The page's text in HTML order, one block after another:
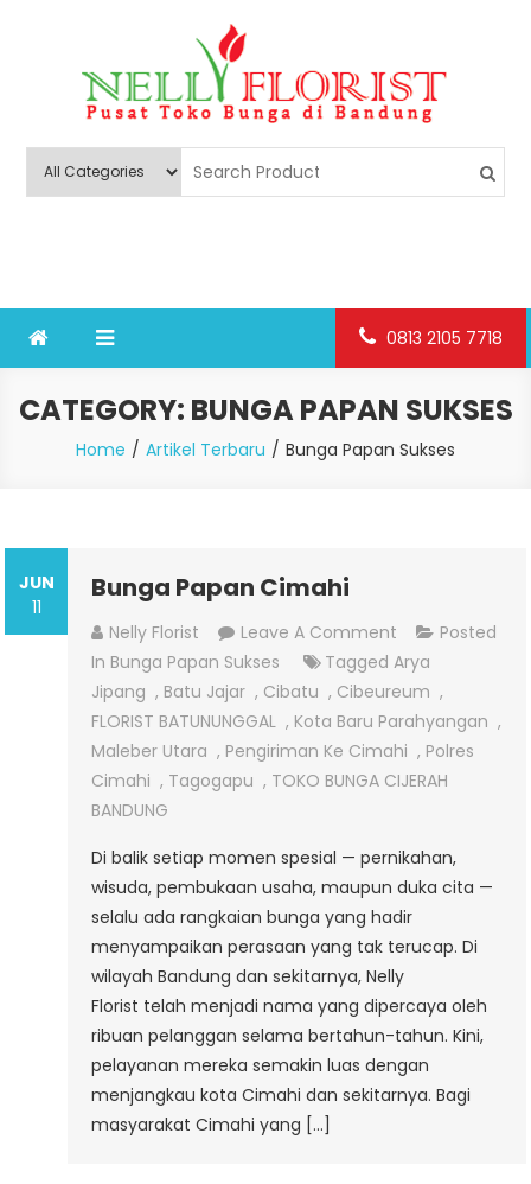
Nelly Florist Bandung
0813 2105 7718
CATEGORY: BUNGA PAPAN SUKSES
Home Artikel Terbaru Bunga Papan Sukses
JUN
11
Bunga Papan Cimahi
Nelly Florist Leave A Comment On
Bunga
Papan
Cimahi
Posted
In Bunga Papan Sukses TaggedArya
Jipang , Batu Jajar , Cibatu , Cibeureum ,
FLORIST BATUNUNGGAL , Kota Baru Parahyangan ,
Maleber Utara , Pengiriman Ke Cimahi , Polres
Cimahi , Tagogapu , TOKO BUNGA CIJERAH
BANDUNG
Di balik setiap momen spesial — pernikahan,
wisuda, pembukaan usaha, maupun duka cita —
selalu ada rangkaian bunga yang hadir
menyampaikan perasaan yang tak terucap. Di
wilayah Bandung dan sekitarnya, Nelly
Florist telah menjadi nama yang dipercaya oleh
ribuan pelanggan selama bertahun-tahun. Kini,
pelayanan mereka semakin luas dengan
menjangkau kota Cimahi dan sekitarnya. Bagi
masyarakat Cimahi yang […]